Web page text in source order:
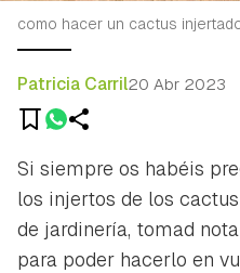
como hacer un cactus
Patricia Carril20 Abr 2023
Si siempre os habéis
los injertos de los
de jardinería, tomad
para poder hacerlo en